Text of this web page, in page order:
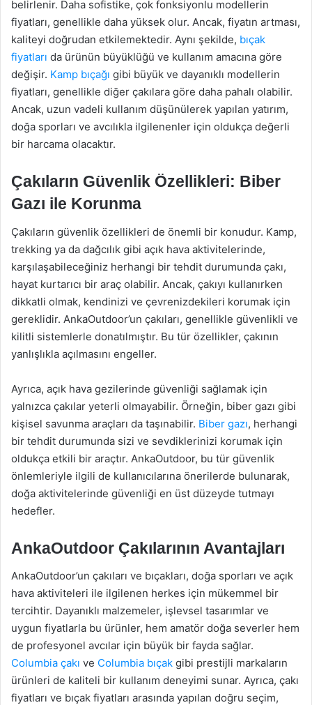
belirlenir. Daha sofistike, çok fonksiyonlu modellerin
fiyatları, genellikle daha yüksek olur. Ancak, fiyatın artması,
kaliteyi doğrudan etkilemektedir. Aynı şekilde, bıçak
fiyatları da ürünün büyüklüğü ve kullanım amacına göre
değişir. Kamp bıçağı gibi büyük ve dayanıklı modellerin
fiyatları, genellikle diğer çakılara göre daha pahalı olabilir.
Ancak, uzun vadeli kullanım düşünülerek yapılan yatırım,
doğa sporları ve avcılıkla ilgilenenler için oldukça değerli
bir harcama olacaktır.
Çakıların Güvenlik Özellikleri: Biber
Gazı ile Korunma
Çakıların güvenlik özellikleri de önemli bir konudur. Kamp,
trekking ya da dağcılık gibi açık hava aktivitelerinde,
karşılaşabileceğiniz herhangi bir tehdit durumunda çakı,
hayat kurtarıcı bir araç olabilir. Ancak, çakıyı kullanırken
dikkatli olmak, kendinizi ve çevrenizdekileri korumak için
gereklidir. AnkaOutdoor’un çakıları, genellikle güvenlikli ve
kilitli sistemlerle donatılmıştır. Bu tür özellikler, çakının
yanlışlıkla açılmasını engeller.
Ayrıca, açık hava gezilerinde güvenliği sağlamak için
yalnızca çakılar yeterli olmayabilir. Örneğin, biber gazı gibi
kişisel savunma araçları da taşınabilir. Biber gazı, herhangi
bir tehdit durumunda sizi ve sevdiklerinizi korumak için
oldukça etkili bir araçtır. AnkaOutdoor, bu tür güvenlik
önlemleriyle ilgili de kullanıcılarına önerilerde bulunarak,
doğa aktivitelerinde güvenliği en üst düzeyde tutmayı
hedefler.
AnkaOutdoor Çakılarının Avantajları
AnkaOutdoor’un çakıları ve bıçakları, doğa sporları ve açık
hava aktiviteleri ile ilgilenen herkes için mükemmel bir
tercihtir. Dayanıklı malzemeler, işlevsel tasarımlar ve
uygun fiyatlarla bu ürünler, hem amatör doğa severler hem
de profesyonel avcılar için büyük bir fayda sağlar.
Columbia çakı ve Columbia bıçak gibi prestijli markaların
ürünleri de kaliteli bir kullanım deneyimi sunar. Ayrıca, çakı
fiyatları ve bıçak fiyatları arasında yapılan doğru seçim,